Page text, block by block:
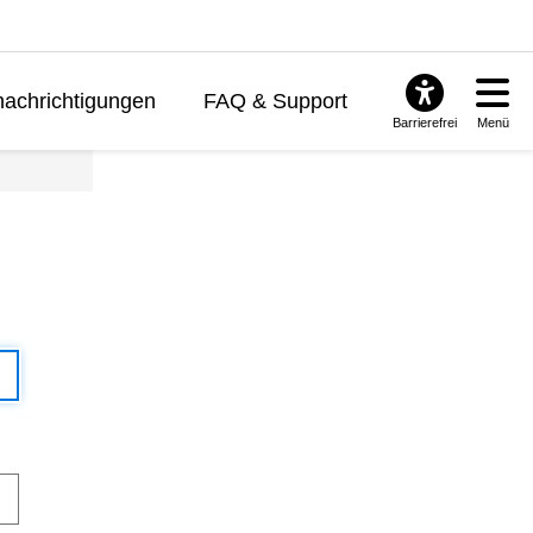
FAQ & Support
Barrierefrei Menü